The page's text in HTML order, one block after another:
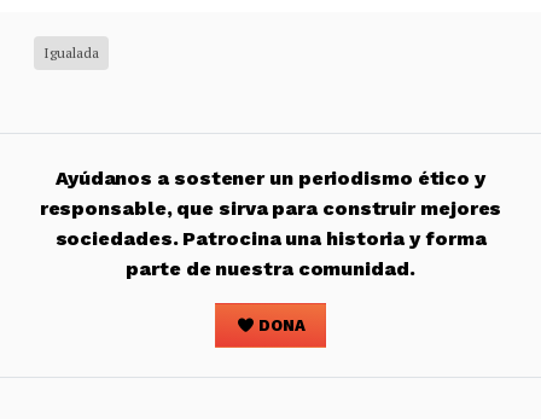
Igualada
Ayúdanos a sostener un periodismo ético y
responsable, que sirva para construir mejores
sociedades. Patrocina una historia y forma
parte de nuestra comunidad.
DONA